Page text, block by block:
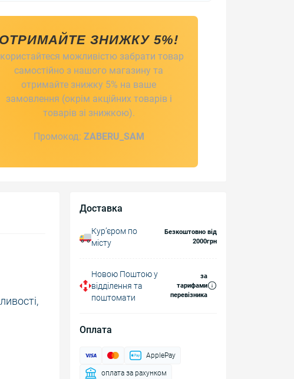
ОТРИМАЙТЕ ЗНИЖКУ 5%!
можливістю забрати товар
самостійно з нашого магазину та
отримайте знижку 5% на ваше
замовлення (окрім акційних товарів і
товарів зі знижкою).
Промокод: ZABERU_SAM
Доставка
Курʼєром по
місту
Безкоштовно від
2000грн
Новою Поштою у
відділення та
поштомати
за
тарифами
перевізника
Оплата
ApplePay
оплата за рахунком